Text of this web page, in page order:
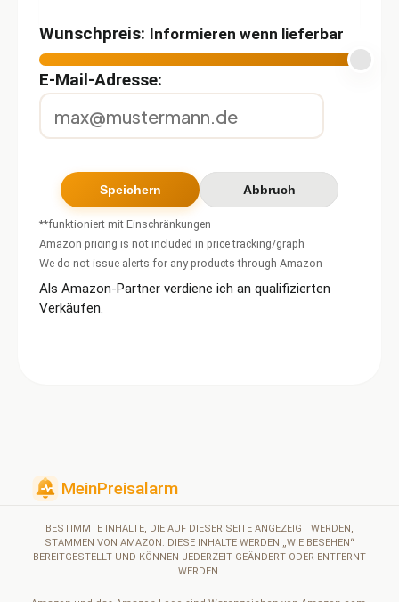
Wunschpreis: Informieren wenn lieferbar
E-Mail-Adresse:
**funktioniert mit Einschränkungen
Amazon pricing is not included in price tracking/graph
We do not issue alerts for any products through Amazon
Als Amazon-Partner verdiene ich an qualifizierten
Verkäufen.
BESTIMMTE INHALTE, DIE AUF DIESER SEITE ANGEZEIGT WERDEN,
STAMMEN VON AMAZON. DIESE INHALTE WERDEN „WIE BESEHEN“
BEREITGESTELLT UND KÖNNEN JEDERZEIT GEÄNDERT ODER ENTFERNT
WERDEN.